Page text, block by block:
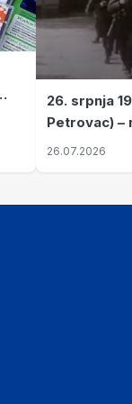
26. srpnja
Petrovac) –
Svete Ane
26.07.2026